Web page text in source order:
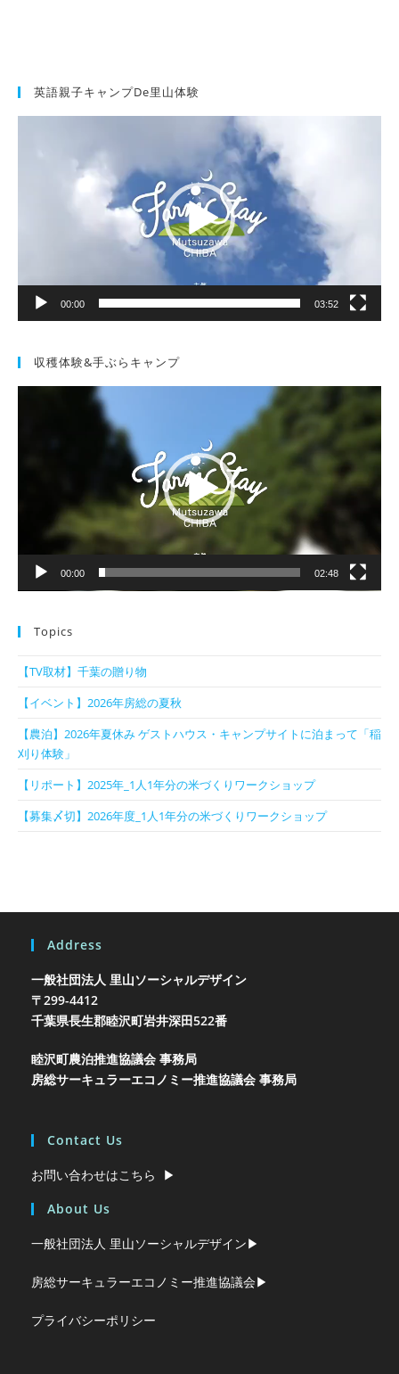
英語親子キャンプde里山体験
00:00 03:52
収穫体験&手ぶらキャンプ
00:00 02:48
Topics
【TV取材】千葉の贈り物
【イベント】2026年房総の夏秋
【農泊】2026年夏休み ゲストハウス・キャンプサイトに泊まって「稲
刈り体験」
【リポート】2025年_1人1年分の米づくりワークショップ
【募集〆切】2026年度_1人1年分の米づくりワークショップ
Address
一般社団法人 里山ソーシャルデザイン
〒299-4412
千葉県長生郡睦沢町岩井深田522番
睦沢町農泊推進協議会 事務局
房総サーキュラーエコノミー推進協議会 事務局
Contact Us
お問い合わせはこちら ▶︎
About Us
一般社団法人 里山ソーシャルデザイン▶︎
房総サーキュラーエコノミー推進協議会▶︎
プライバシーポリシー